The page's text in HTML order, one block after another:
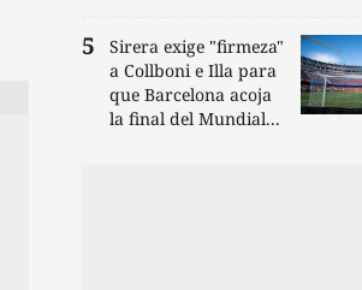
Sirera exige "firmeza"
a Collboni e Illa para
que Barcelona acoja
la final del Mundial...